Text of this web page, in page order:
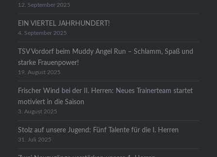
12. September 2025
EIN VIERTEL JAHRHUNDERT!
4. September 2025
TSV Vordorf beim Muddy Angel Run – Schlamm, Spaß und
starke Frauenpower!
19. August 2025
Frischer Wind bei der II. Herren: Neues Trainerteam startet
motiviert in die Saison
3. August 2025
Stolz auf unsere Jugend: Fünf Talente für die I. Herren
31. Juli 2025